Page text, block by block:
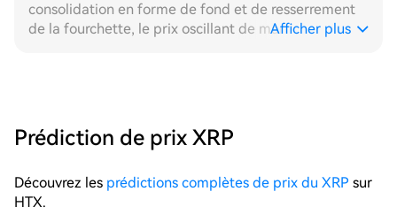
consolidation en forme de fond et de resserrement
de la fourchette, le prix oscillant de manière répétée
les niveaux hauts et bas au cours de la journée,
chaque bougie horaire montrant un rythme typique
couche par couche, s'exécutent étape par étape, la
répartition des transactions est uniforme, la
Afficher plus
Prédiction de prix XRP
Découvrez les prédictions complètes de prix du XRP sur
HTX.